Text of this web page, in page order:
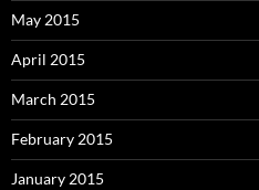
May 2015
April 2015
March 2015
February 2015
January 2015